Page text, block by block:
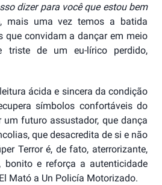
dizer para você que estou bem
mais uma vez temos a batida
que convidam a dançar em meio
triste de um eu-lírico perdido,
ácida e sincera da condição
símbolos confortáveis do
um futuro assustador, que dança
que desacredita de si e não
Terror é, de fato, aterrorizante,
bonito e reforça a autenticidade
Mató a Un Policía Motorizado.